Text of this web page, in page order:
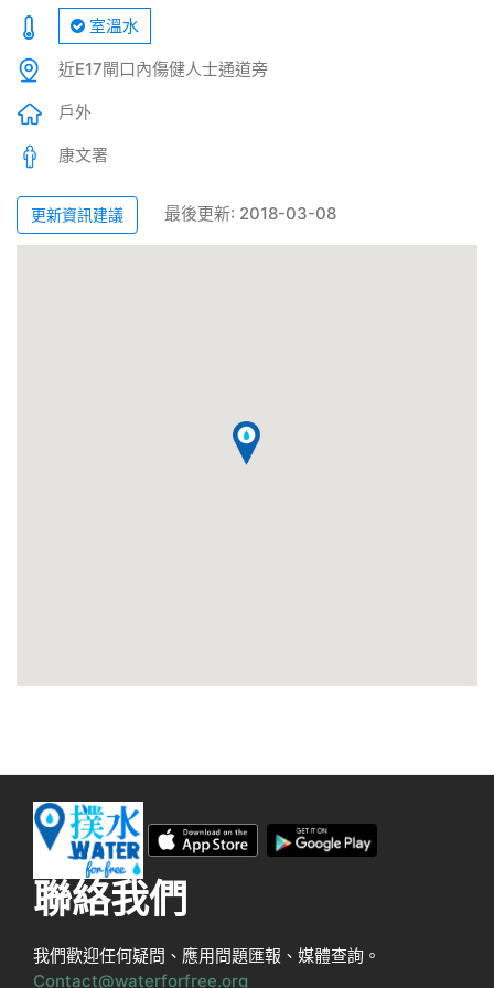
室溫水
近E17閘口內傷健人士通道旁
戶外
康文署
更新資訊建議 最後更新: 2018-03-08
聯絡我們
我們歡迎任何疑問、應用問題匯報、媒體查詢。
Contact@waterforfree.org